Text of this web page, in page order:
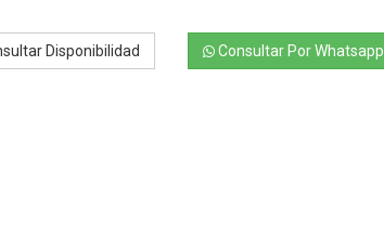
Disponibilidad Consultar Por Whatsapp